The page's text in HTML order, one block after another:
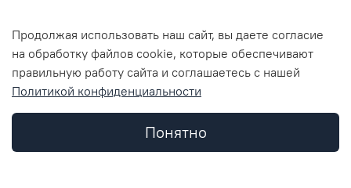
2015-2024ZARUS TM- комплексные решения для
ООО "ЗАРУС Инжиниринг", ОГРН 1157746836312, ИНН
7734362952, КПП 773401001
Продолжая использовать наш сайт, вы даете согласие
на обработку файлов cookie, которые обеспечивают
правильную работу сайта и соглашаетесь с нашей
Политикой конфиденциальности
Понятно